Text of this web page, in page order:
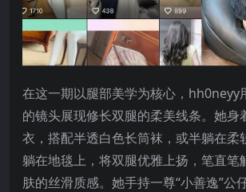
在这一期以腿部美学为核心，hh0neyy
的镜头展现修长双腿的柔美线条。她身
衣，搭配半透白色长筒袜，或半躺在柔
躺在地毯上，将双腿优雅上扬，笔直笔
肤的丝滑质感。她手持一尊“小善逸”公